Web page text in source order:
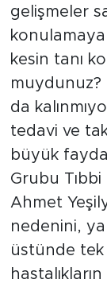
gelişmeler
kesin tanı
muydunuz?
da
tedavi ve
büyük fayda
Grubu Tıbbi
Ahmet
nedenini,
üstünde tek